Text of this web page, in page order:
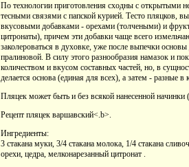
По технологии приготовления сходны с открытыми
тесными связями с папской курией. Тесто пляцков,
вкусовыми добавками - орехами (толчеными) и
цитронаты), причем эти добавки чаще всего
заколероваться в духовке, уже после выпечки
пралиновой. В силу этого разнообразия намазок и
количеством и вкусом составных частей, но, в
делается основа (единая для всех), а затем - разные
Пляцек может быть и без всякой нанесенной начинки
Рецепт пляцек варшавский<.b>.
Ингредиенты:
3 стакана муки, 3/4 стакана молока, 1/4 стакана
орехи, цедра, мелконарезанный цитронат .